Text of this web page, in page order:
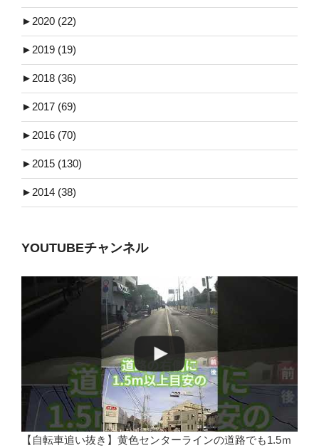
►2020 (22)
►2019 (19)
►2018 (36)
►2017 (69)
►2016 (70)
►2015 (130)
►2014 (38)
YOUTUBEチャンネル
【自転車追い抜き】黄色センターラインの道路でも1.5ｍ